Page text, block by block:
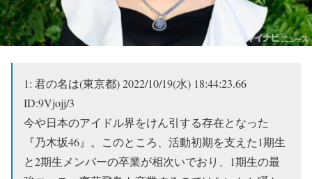
1: 君の名は(東京都)2022/10/19(水) 18:44:23.66
ID:9Vjojj/3
今や日本のアイドル界をけん引する存在となった
『乃木坂46』。このところ、活動初期を支えた1期生
と2期生メンバーの卒業が相次いでおり、1期生の最